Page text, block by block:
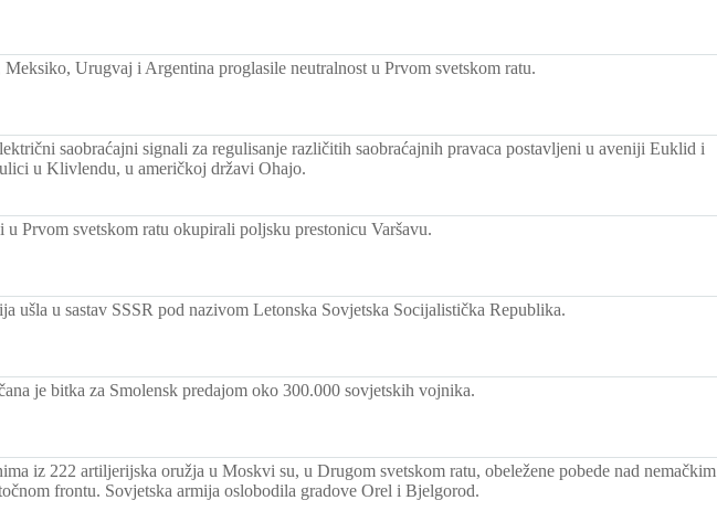
Meksiko, Urugvaj i Argentina proglasile neutralnost u Prvom svetskom ratu.
saobraćajni signali za regulisanje različitih saobraćajnih pravaca postavljeni u aveniji Euklid i
u Klivlendu, u američkoj državi Ohajo.
u Prvom svetskom ratu okupirali poljsku prestonicu Varšavu.
ušla u sastav SSSR pod nazivom Letonska Sovjetska Socijalistička Republika.
je bitka za Smolensk predajom oko 300.000 sovjetskih vojnika.
iz 222 artiljerijska oružja u Moskvi su, u Drugom svetskom ratu, obeležene pobede nad nemačkim
frontu. Sovjetska armija oslobodila gradove Orel i Bjelgorod.